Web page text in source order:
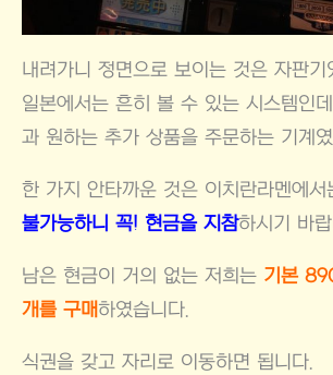
내려가니 정면으로 보이는 것은 자판기
일본에서는 흔히 볼 수 있는 시스템인
과 원하는 추가 상품을 주문하는 기계
한 가지 안타까운 것은 이치란라멘에서
불가능하니 꼭! 현금을 지참하시기 바
남은 현금이 거의 없는 저희는 기본
개를 구매하였습니다.
식권을 갖고 자리로 이동하면 됩니다.